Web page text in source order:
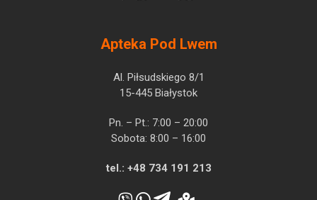
Apteka Pod Lwem
Al. Piłsudskiego 8/1
15-445 Białystok
Pn. – Pt.: 7:00 – 20:00
Sobota: 8:00 – 16:00
tel.: +48 734 191 213